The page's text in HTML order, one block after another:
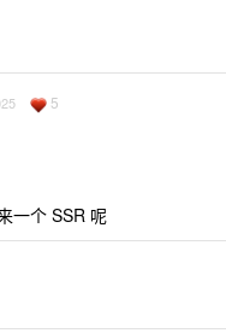
5
一个 SSR 呢